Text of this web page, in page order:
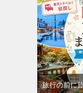
旅行の前に